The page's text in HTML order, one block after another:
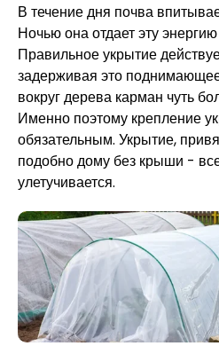
В течение дня почва
Ночью она отдает эту
Правильное укрытие
задерживая это
вокруг дерева карман чуть
Именно поэтому крепление
обязательным. Укрытие,
подобно дому без крыши -
улетучивается.